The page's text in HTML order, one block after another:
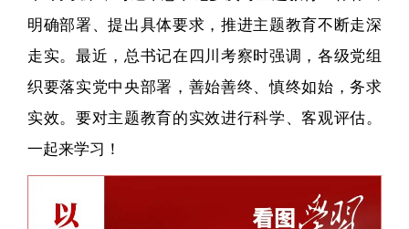
明确部署、提出具体要求，推进主题教育不断走深
走实。最近，总书记在四川考察时强调，各级党组
织要落实党中央部署，善始善终、慎终如始，务求
实效。要对主题教育的实效进行科学、客观评估。
一起来学习！